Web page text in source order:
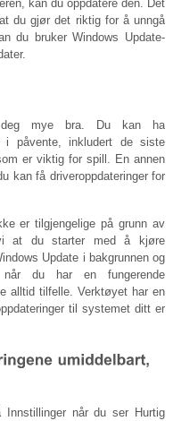
kan du oppdatere den. Det
du gjør det riktig for å unngå
du bruker Windows Update-
deg mye bra. Du kan ha
i påvente, inkludert de siste
er viktig for spill. En annen
kan få driveroppdateringer for
er tilgjengelige på grunn av
vi at du starter med å kjøre
Update i bakgrunnen og
når du har en fungerende
alltid tilfelle. Verktøyet har en
til systemet ditt er
når du ser Hurtig